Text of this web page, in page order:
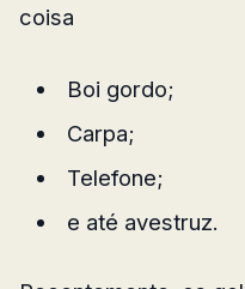
coisa
Boi gordo;
Carpa;
Telefone;
e até avestruz.